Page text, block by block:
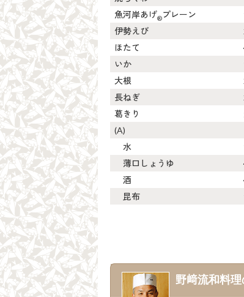
魚河岸あげ®プレーン
伊勢えび
ほたて
いか
大根
長ねぎ
葛きり
(A)
水
薄口しょうゆ
酒
昆布
野﨑流和料